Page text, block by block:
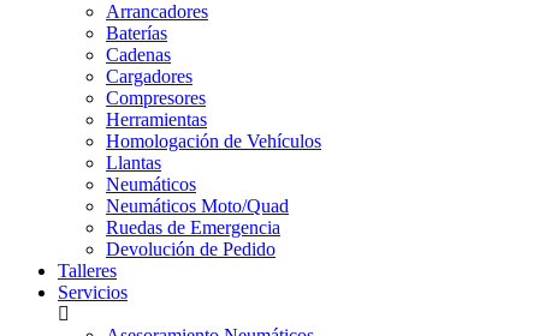
Arrancadores
Baterías
Cadenas
Cargadores
Compresores
Herramientas
Homologación de Vehículos
Llantas
Neumáticos
Neumáticos Moto/Quad
Ruedas de Emergencia
Devolución de Pedido
Talleres
Servicios